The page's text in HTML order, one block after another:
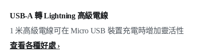
USB-A 轉 Lightning 高級電線
1 米高級電線可在 Micro USB 裝置充電時增加靈活性
查看各種好處